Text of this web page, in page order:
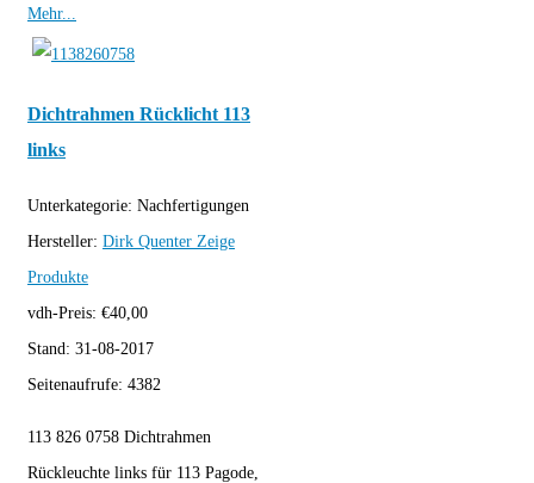
Mehr...
Dichtrahmen Rücklicht 113
links
Unterkategorie: Nachfertigungen
Hersteller: Dirk Quenter Zeige
Produkte
vdh-Preis: €40,00
Stand: 31-08-2017
Seitenaufrufe: 4382
113 826 0758 Dichtrahmen
Rückleuchte links für 113 Pagode,